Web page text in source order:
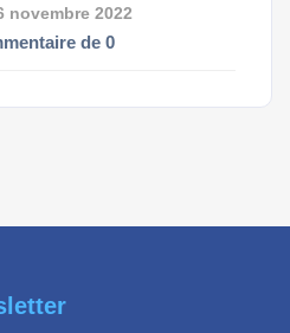
novembre 2022
de 0